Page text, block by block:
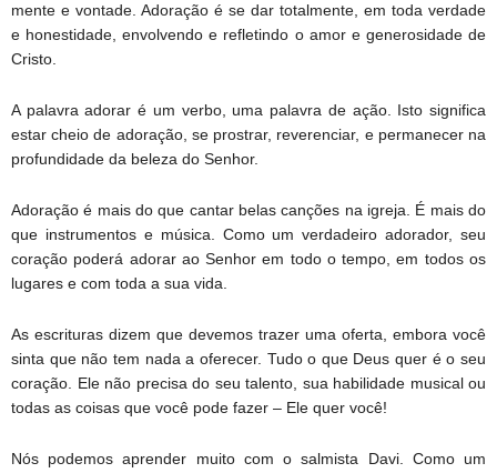
mente e vontade. Adoração é se dar totalmente, em toda verdade
e honestidade, envolvendo e refletindo o amor e generosidade de
Cristo.
A palavra adorar é um verbo, uma palavra de ação. Isto significa
estar cheio de adoração, se prostrar, reverenciar, e permanecer na
profundidade da beleza do Senhor.
Adoração é mais do que cantar belas canções na igreja. É mais do
que instrumentos e música. Como um verdadeiro adorador, seu
coração poderá adorar ao Senhor em todo o tempo, em todos os
lugares e com toda a sua vida.
As escrituras dizem que devemos trazer uma oferta, embora você
sinta que não tem nada a oferecer. Tudo o que Deus quer é o seu
coração. Ele não precisa do seu talento, sua habilidade musical ou
todas as coisas que você pode fazer – Ele quer você!
Nós podemos aprender muito com o salmista Davi. Como um